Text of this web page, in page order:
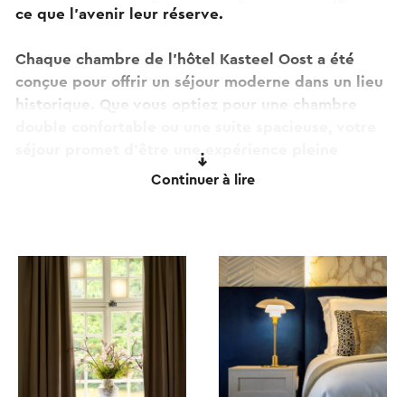
ce que l'avenir leur réserve.
Chaque chambre de l'hôtel Kasteel Oost a été
conçue pour offrir un séjour moderne dans un lieu
historique. Que vous optiez pour une chambre
séjour promet d'être une expérience pleine
d'élégance et de détente.Continuer à lire